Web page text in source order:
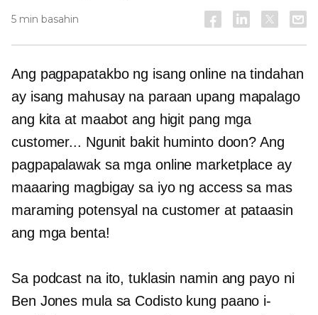
5 min basahin
Ang pagpapatakbo ng isang online na tindahan
ay isang mahusay na paraan upang mapalago
ang kita at maabot ang higit pang mga
customer... Ngunit bakit huminto doon? Ang
pagpapalawak sa mga online marketplace ay
maaaring magbigay sa iyo ng access sa mas
maraming potensyal na customer at pataasin
ang mga benta!
Sa podcast na ito, tuklasin namin ang payo ni
Ben Jones mula sa Codisto kung paano i-